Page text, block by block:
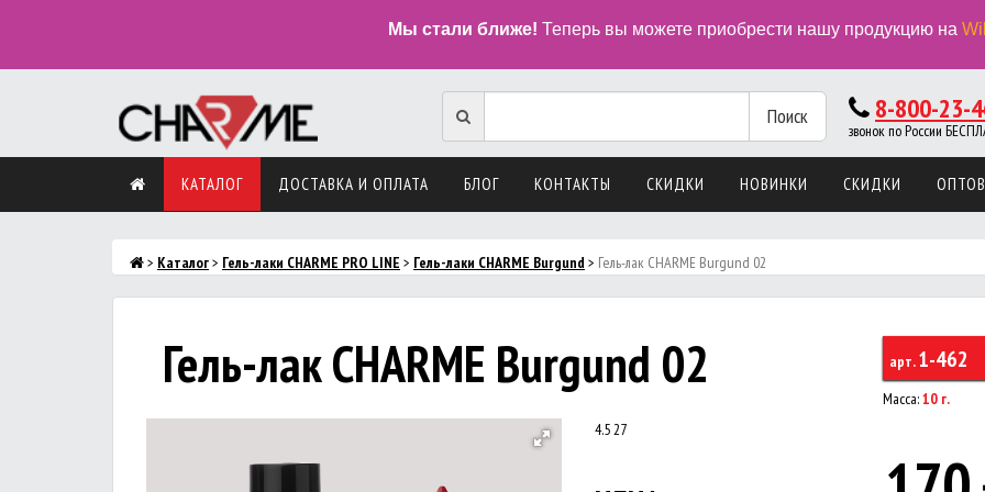
Мы стали ближе! Теперь вы можете приобрести нашу продукцию на
Поиск 8-800-23-
звонок по России
КАТАЛОГ ДОСТАВКА И ОПЛАТА БЛОГ КОНТАКТЫ СКИДКИ НОВИНКИ СКИДКИ
> Каталог> Гель-лаки CHARME PRO LINE > Гель-лаки CHARME Burgund > Гель-лак CHARME Burgund 02
Гель-лак CHARME Burgund 02 арт.1-462
Масса:10 г.
4.527